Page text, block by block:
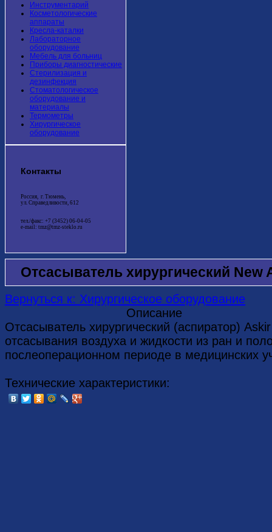
Инструментарий
Косметологические
аппараты
Кресла-каталки
Лабораторное
оборудование
Мебель для больниц
Приборы диагностические
Стерилизация и
дезинфекция
Стоматологическое
оборудование и
материалы
Термометры
Хирургическое
оборудование
Контакты
Россия, г. Тюмень,
ул. Справедливости, 612
тел./факс: +7 (3452) 06-04-05
e-mail: tmz@tmz-steklo.ru
Отсасыватель хирургический New
Вернуться к: Хирургическое оборудование
Описание
Отсасыватель хирургический (аспиратор)
отсасывания воздуха и жидкости из ран и
послеоперационном периоде в медицинских
Технические характеристики: